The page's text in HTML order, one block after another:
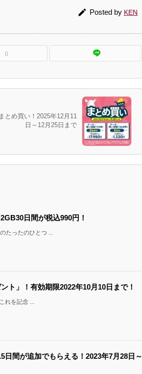
 Posted by KEN
0
とめ買い！2025年12月11
日～12月25日まで
日間が税込990円！
たったのひとつ ...
ト」！有効期限2022年10月10日まで！
れを記念 ...
間が追加でもらえる！2023年7月28日～